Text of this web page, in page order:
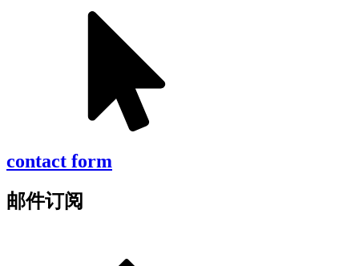
contact form
邮件订阅